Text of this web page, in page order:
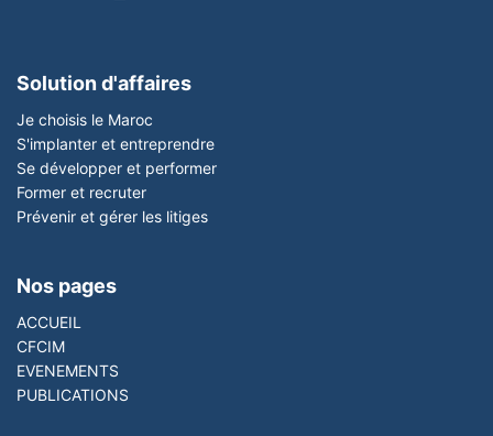
Solution d'affaires
Je choisis le Maroc
S'implanter et entreprendre
Se développer et performer
Former et recruter
Prévenir et gérer les litiges
Nos pages
ACCUEIL
CFCIM
EVENEMENTS
PUBLICATIONS